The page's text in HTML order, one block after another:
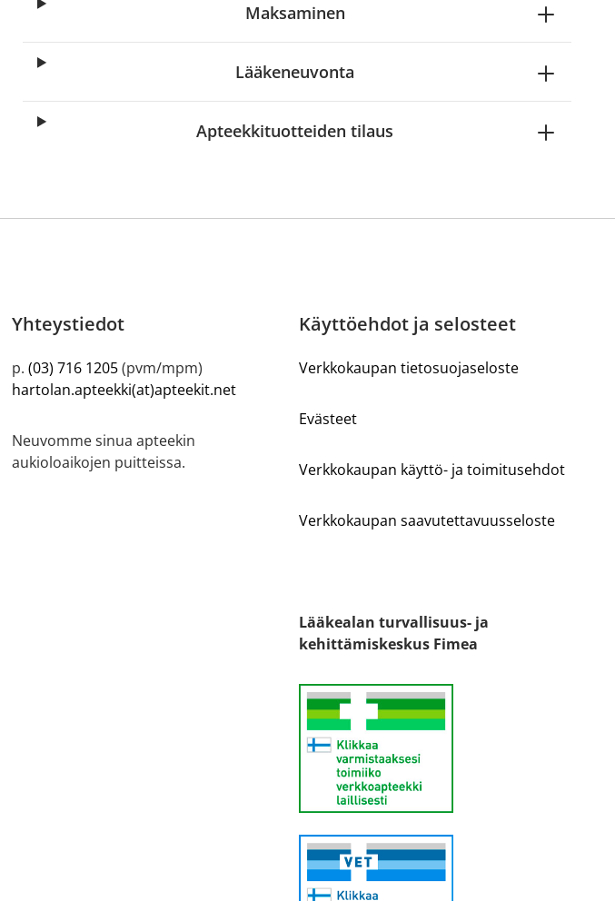
Maksaminen
Lääkeneuvonta
Apteekkituotteiden tilaus
Yhteystiedot
p. (03) 716 1205(pvm/mpm)
hartolan.apteekki(at)apteekit.net
Neuvomme sinua apteekin
aukioloaikojen puitteissa.
Käyttöehdot ja selosteet
Verkkokaupan tietosuojaseloste
Evästeet
Verkkokaupan käyttö- ja toimitusehdot
Verkkokaupan saavutettavuusseloste
Lääkealan turvallisuus- ja
kehittämiskeskus Fimea